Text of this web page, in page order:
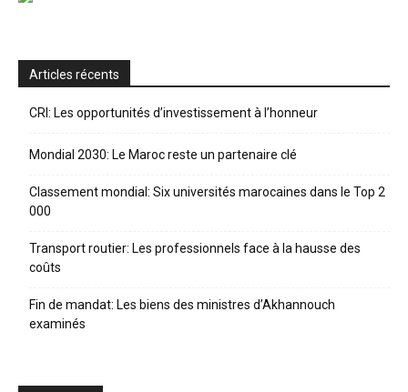
Articles récents
CRI: Les opportunités d’investissement à l’honneur
Mondial 2030: Le Maroc reste un partenaire clé
Classement mondial: Six universités marocaines dans le Top 2
000
Transport routier: Les professionnels face à la hausse des
coûts
Fin de mandat: Les biens des ministres d’Akhannouch
examinés